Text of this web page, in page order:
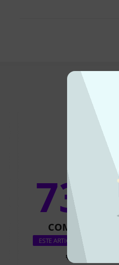
Eis
73%
COMPRADO
ESTE ARTIGO EXATAMENTE
€ 45